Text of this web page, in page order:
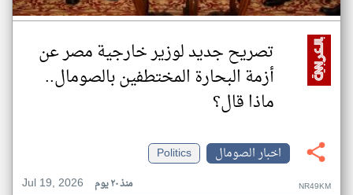
تصريح جديد لوزير خارجية مصر عن
أزمة البحارة المختطفين بالصومال..
ماذا قال؟
اخبار الصومال
Politics
Jul 19, 2026
منذ ٢٠ يوم NR49KM